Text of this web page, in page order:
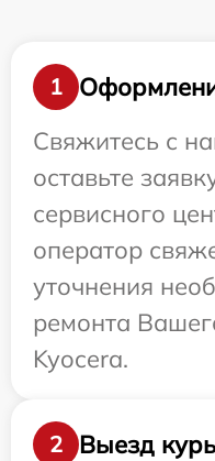
1
Свяжитесь с
оставьте
сервисного
оператор
уточнения
ремонта
Kyocera.
2
Выезд